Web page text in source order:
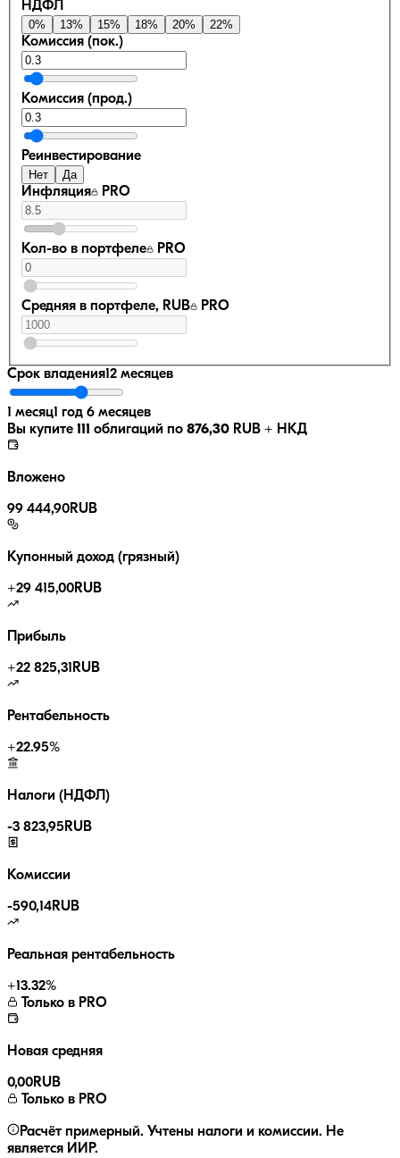
НДФЛ
0% 13% 15% 18% 20% 22%
Комиссия (пок.)
Комиссия (прод.)
Реинвестирование
Нет Да
Инфляция PRO
Кол-во в портфеле PRO
Средняя в портфеле, RUB PRO
Срок владения12 месяцев
1 месяц1 год 6 месяцев
Вы купите 111 облигаций по 876,30 RUB + НКД
Вложено
99 444,90RUB
Купонный доход (грязный)
+29 415,00RUB
Прибыль
+22 825,31 RUB
Рентабельность
+22.95%
Налоги (НДФЛ)
-3 823,95 RUB
Комиссии
-590,14RUB
Реальная рентабельность
+13.32%
Только в PRO
Новая средняя
0,00RUB
Только в PRO
Расчёт примерный. Учтены налоги и комиссии. Не
является ИИР.